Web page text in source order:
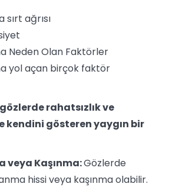
ağrısı
Neden Olan Faktörler
yol açan birçok faktör
rahatsızlık ve
kendini gösteren yaygın bir
veya Kaşınma:Gözlerde
hissi veya kaşınma olabilir.